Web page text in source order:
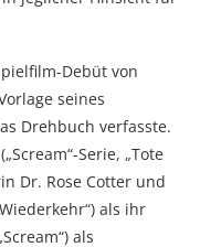
Debüt von
seines
Drehbuch verfasste.
Serie, „Tote
Dr. Rose Cotter und
als ihr
als